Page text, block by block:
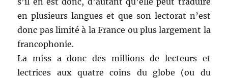
en plusieurs langues et que son lectorat n’est
donc pas limité à la France ou plus largement la
francophonie.
La miss a donc des millions de lecteurs et
lectrices aux quatre coins du globe (ou du